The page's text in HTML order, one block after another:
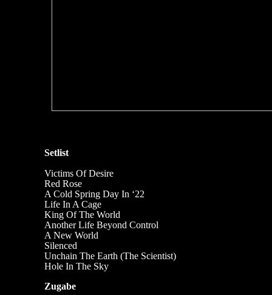
Setlist
Victims Of Desire
Red Rose
A Cold Spring Day In ‘22
Life In A Cage
King Of The World
Another Life Beyond Control
A New World
Silenced
Unchain The Earth (The Scientist)
Hole In The Sky
Zugabe